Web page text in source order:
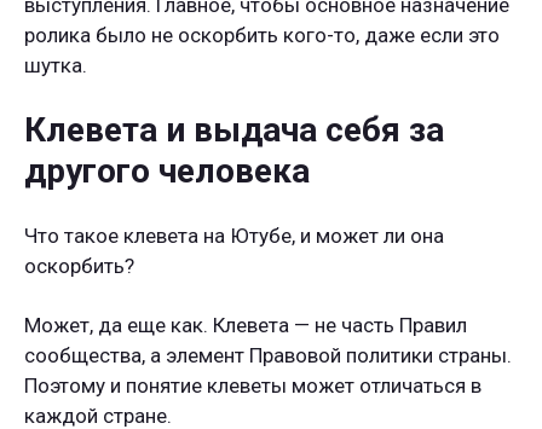
выступления. Главное, чтобы основное назначение
ролика было не оскорбить кого-то, даже если это
шутка.
Клевета и выдача себя за
другого человека
Что такое клевета на Ютубе, и может ли она
оскорбить?
Может, да еще как. Клевета — не часть Правил
сообщества, а элемент Правовой политики страны.
Поэтому и понятие клеветы может отличаться в
каждой стране.